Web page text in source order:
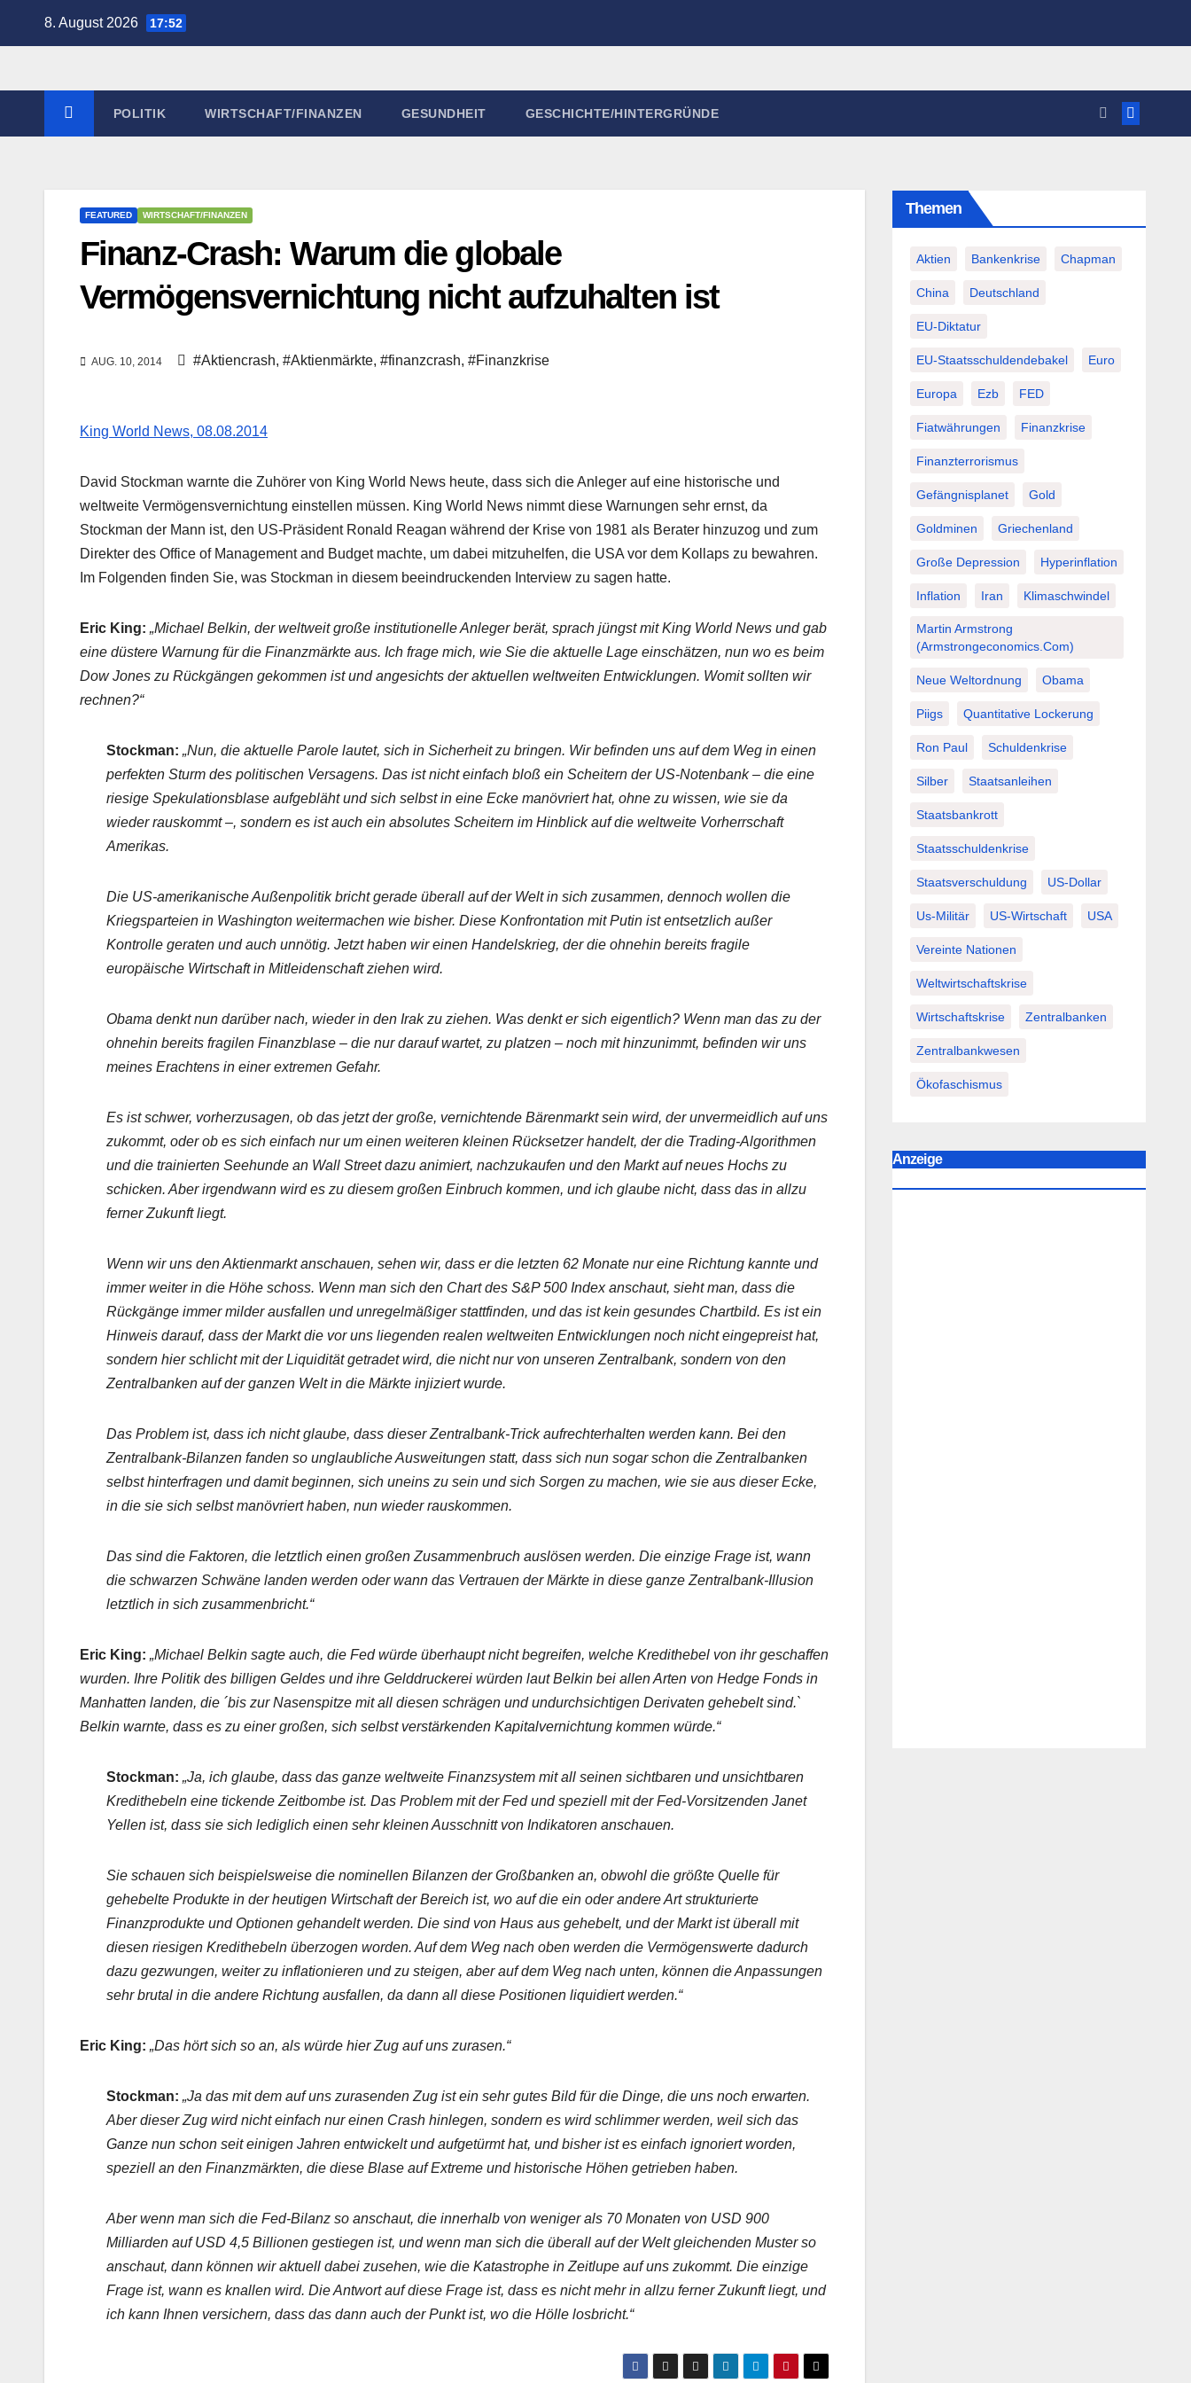
8. August 2026 17:52
POLITIK WIRTSCHAFT/FINANZEN GESUNDHEIT GESCHICHTE/HINTERGRÜNDE
FEATURED WIRTSCHAFT/FINANZEN
Finanz-Crash: Warum die globale
Vermögensvernichtung nicht aufzuhalten ist
AUG. 10, 2014 #Aktiencrash, #Aktienmärkte, #finanzcrash, #Finanzkrise
King World News, 08.08.2014
David Stockman warnte die Zuhörer von King World News heute, dass sich die Anleger auf eine historische und
weltweite Vermögensvernichtung einstellen müssen. King World News nimmt diese Warnungen sehr ernst, da
Stockman der Mann ist, den US-Präsident Ronald Reagan während der Krise von 1981 als Berater hinzuzog und zum
Direkter des Office of Management and Budget machte, um dabei mitzuhelfen, die USA vor dem Kollaps zu bewahren.
Im Folgenden finden Sie, was Stockman in diesem beeindruckenden Interview zu sagen hatte.
Eric King: „Michael Belkin, der weltweit große institutionelle Anleger berät, sprach jüngst mit King World News und gab
eine düstere Warnung für die Finanzmärkte aus. Ich frage mich, wie Sie die aktuelle Lage einschätzen, nun wo es beim
Dow Jones zu Rückgängen gekommen ist und angesichts der aktuellen weltweiten Entwicklungen. Womit sollten wir
rechnen?“
Stockman: „Nun, die aktuelle Parole lautet, sich in Sicherheit zu bringen. Wir befinden uns auf dem Weg in einen
perfekten Sturm des politischen Versagens. Das ist nicht einfach bloß ein Scheitern der US-Notenbank – die eine
riesige Spekulationsblase aufgebläht und sich selbst in eine Ecke manövriert hat, ohne zu wissen, wie sie da
wieder rauskommt –, sondern es ist auch ein absolutes Scheitern im Hinblick auf die weltweite Vorherrschaft
Amerikas.
Die US-amerikanische Außenpolitik bricht gerade überall auf der Welt in sich zusammen, dennoch wollen die
Kriegsparteien in Washington weitermachen wie bisher. Diese Konfrontation mit Putin ist entsetzlich außer
Kontrolle geraten und auch unnötig. Jetzt haben wir einen Handelskrieg, der die ohnehin bereits fragile
europäische Wirtschaft in Mitleidenschaft ziehen wird.
Obama denkt nun darüber nach, wieder in den Irak zu ziehen. Was denkt er sich eigentlich? Wenn man das zu der
ohnehin bereits fragilen Finanzblase – die nur darauf wartet, zu platzen – noch mit hinzunimmt, befinden wir uns
meines Erachtens in einer extremen Gefahr.
Es ist schwer, vorherzusagen, ob das jetzt der große, vernichtende Bärenmarkt sein wird, der unvermeidlich auf uns
zukommt, oder ob es sich einfach nur um einen weiteren kleinen Rücksetzer handelt, der die Trading-Algorithmen
und die trainierten Seehunde an Wall Street dazu animiert, nachzukaufen und den Markt auf neues Hochs zu
schicken. Aber irgendwann wird es zu diesem großen Einbruch kommen, und ich glaube nicht, dass das in allzu
ferner Zukunft liegt.
Wenn wir uns den Aktienmarkt anschauen, sehen wir, dass er die letzten 62 Monate nur eine Richtung kannte und
immer weiter in die Höhe schoss. Wenn man sich den Chart des S&P 500 Index anschaut, sieht man, dass die
Rückgänge immer milder ausfallen und unregelmäßiger stattfinden, und das ist kein gesundes Chartbild. Es ist ein
Hinweis darauf, dass der Markt die vor uns liegenden realen weltweiten Entwicklungen noch nicht eingepreist hat,
sondern hier schlicht mit der Liquidität getradet wird, die nicht nur von unseren Zentralbank, sondern von den
Zentralbanken auf der ganzen Welt in die Märkte injiziert wurde.
Das Problem ist, dass ich nicht glaube, dass dieser Zentralbank-Trick aufrechterhalten werden kann. Bei den
Zentralbank-Bilanzen fanden so unglaubliche Ausweitungen statt, dass sich nun sogar schon die Zentralbanken
selbst hinterfragen und damit beginnen, sich uneins zu sein und sich Sorgen zu machen, wie sie aus dieser Ecke,
in die sie sich selbst manövriert haben, nun wieder rauskommen.
Das sind die Faktoren, die letztlich einen großen Zusammenbruch auslösen werden. Die einzige Frage ist, wann
die schwarzen Schwäne landen werden oder wann das Vertrauen der Märkte in diese ganze Zentralbank-Illusion
letztlich in sich zusammenbricht.“
Eric King: „Michael Belkin sagte auch, die Fed würde überhaupt nicht begreifen, welche Kredithebel von ihr geschaffen
wurden. Ihre Politik des billigen Geldes und ihre Gelddruckerei würden laut Belkin bei allen Arten von Hedge Fonds in
Manhatten landen, die ´bis zur Nasenspitze mit all diesen schrägen und undurchsichtigen Derivaten gehebelt sind.`
Belkin warnte, dass es zu einer großen, sich selbst verstärkenden Kapitalvernichtung kommen würde.“
Stockman: „Ja, ich glaube, dass das ganze weltweite Finanzsystem mit all seinen sichtbaren und unsichtbaren
Kredithebeln eine tickende Zeitbombe ist. Das Problem mit der Fed und speziell mit der Fed-Vorsitzenden Janet
Yellen ist, dass sie sich lediglich einen sehr kleinen Ausschnitt von Indikatoren anschauen.
Sie schauen sich beispielsweise die nominellen Bilanzen der Großbanken an, obwohl die größte Quelle für
gehebelte Produkte in der heutigen Wirtschaft der Bereich ist, wo auf die ein oder andere Art strukturierte
Finanzprodukte und Optionen gehandelt werden. Die sind von Haus aus gehebelt, und der Markt ist überall mit
diesen riesigen Kredithebeln überzogen worden. Auf dem Weg nach oben werden die Vermögenswerte dadurch
dazu gezwungen, weiter zu inflationieren und zu steigen, aber auf dem Weg nach unten, können die Anpassungen
sehr brutal in die andere Richtung ausfallen, da dann all diese Positionen liquidiert werden.“
Eric King: „Das hört sich so an, als würde hier Zug auf uns zurasen.“
Stockman: „Ja das mit dem auf uns zurasenden Zug ist ein sehr gutes Bild für die Dinge, die uns noch erwarten.
Aber dieser Zug wird nicht einfach nur einen Crash hinlegen, sondern es wird schlimmer werden, weil sich das
Ganze nun schon seit einigen Jahren entwickelt und aufgetürmt hat, und bisher ist es einfach ignoriert worden,
speziell an den Finanzmärkten, die diese Blase auf Extreme und historische Höhen getrieben haben.
Aber wenn man sich die Fed-Bilanz so anschaut, die innerhalb von weniger als 70 Monaten von USD 900
Milliarden auf USD 4,5 Billionen gestiegen ist, und wenn man sich die überall auf der Welt gleichenden Muster so
anschaut, dann können wir aktuell dabei zusehen, wie die Katastrophe in Zeitlupe auf uns zukommt. Die einzige
Frage ist, wann es knallen wird. Die Antwort auf diese Frage ist, dass es nicht mehr in allzu ferner Zukunft liegt, und
ich kann Ihnen versichern, dass das dann auch der Punkt ist, wo die Hölle losbricht.“
Themen
Aktien Bankenkrise Chapman
China Deutschland
EU-Diktatur
EU-Staatsschuldendebakel Euro
Europa Ezb FED
Fiatwährungen Finanzkrise
Finanzterrorismus
Gefängnisplanet Gold
Goldminen Griechenland
Große Depression Hyperinflation
Inflation Iran Klimaschwindel
Martin Armstrong
(Armstrongeconomics.com)
Neue Weltordnung Obama
Piigs Quantitative Lockerung
Ron Paul Schuldenkrise
Silber Staatsanleihen
Staatsbankrott
Staatsschuldenkrise
Staatsverschuldung US-Dollar
Us-Militär US-Wirtschaft USA
Vereinte Nationen
Weltwirtschaftskrise
Wirtschaftskrise Zentralbanken
Zentralbankwesen
Ökofaschismus
Anzeige